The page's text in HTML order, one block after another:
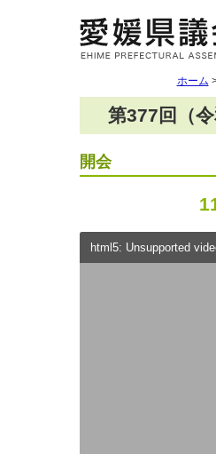
ホーム
第377回（
開会
html5: Unsupported